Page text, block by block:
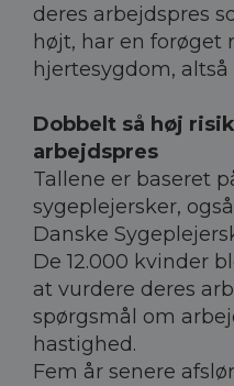
deres arbejdspres
højt, har en
hjertesygdom,
Dobbelt så høj
arbejdspres
Tallene er baseret
sygeplejersker,
Danske
De 12.000 kvinder
at vurdere deres
spørgsmål om
hastighed.
Fem år senere